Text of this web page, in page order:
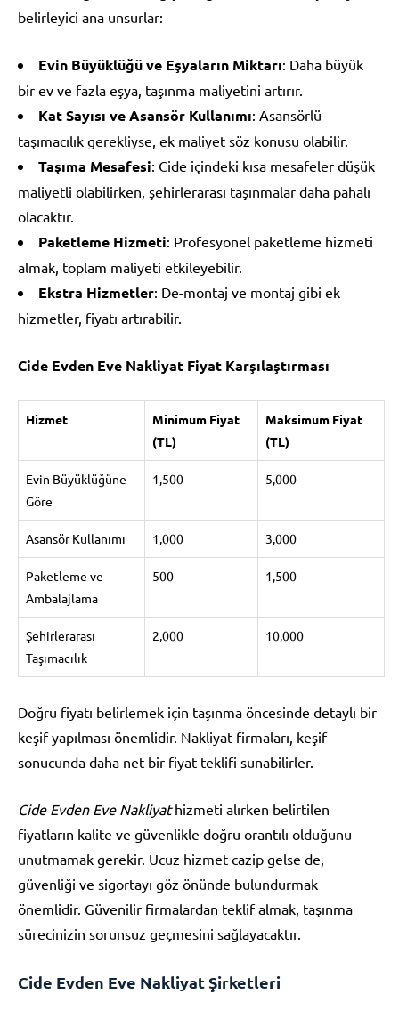
belirleyici ana unsurlar:
Evin Büyüklüğü ve Eşyaların Miktarı: Daha büyük
bir ev ve fazla eşya, taşınma maliyetini artırır.
Kat Sayısı ve Asansör Kullanımı: Asansörlü
taşımacılık gerekliyse, ek maliyet söz konusu olabilir.
Taşıma Mesafesi: Cide içindeki kısa mesafeler düşük
maliyetli olabilirken, şehirlerarası taşınmalar daha pahalı
olacaktır.
Paketleme Hizmeti: Profesyonel paketleme hizmeti
almak, toplam maliyeti etkileyebilir.
Ekstra Hizmetler: De-montaj ve montaj gibi ek
hizmetler, fiyatı artırabilir.
Cide Evden Eve Nakliyat Fiyat Karşılaştırması
Hizmet
Minimum Fiyat
(TL)
Maksimum Fiyat
(TL)
Evin Büyüklüğüne
Göre
1,500 5,000
Asansör Kullanımı 1,000 3,000
Paketleme ve
Ambalajlama
500 1,500
Şehirlerarası
Taşımacılık
2,000 10,000
Doğru fiyatı belirlemek için taşınma öncesinde detaylı bir
keşif yapılması önemlidir. Nakliyat firmaları, keşif
sonucunda daha net bir fiyat teklifi sunabilirler.
Cide Evden Eve Nakliyathizmeti alırken belirtilen
fiyatların kalite ve güvenlikle doğru orantılı olduğunu
unutmamak gerekir. Ucuz hizmet cazip gelse de,
güvenliği ve sigortayı göz önünde bulundurmak
önemlidir. Güvenilir firmalardan teklif almak, taşınma
sürecinizin sorunsuz geçmesini sağlayacaktır.
Cide Evden Eve Nakliyat Şirketleri